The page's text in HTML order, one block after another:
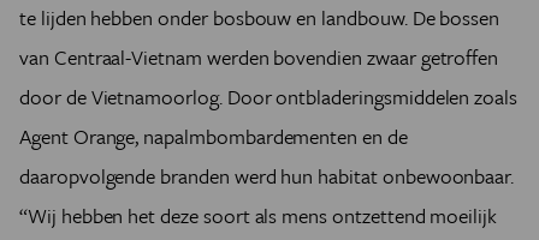
te lijden hebben onder bosbouw en landbouw. De bossen
van Centraal-Vietnam werden bovendien zwaar getroffen
door de Vietnamoorlog. Door ontbladeringsmiddelen zoals
Agent Orange, napalmbombardementen en de
daaropvolgende branden werd hun habitat onbewoonbaar.
“Wij hebben het deze soort als mens ontzettend moeilijk